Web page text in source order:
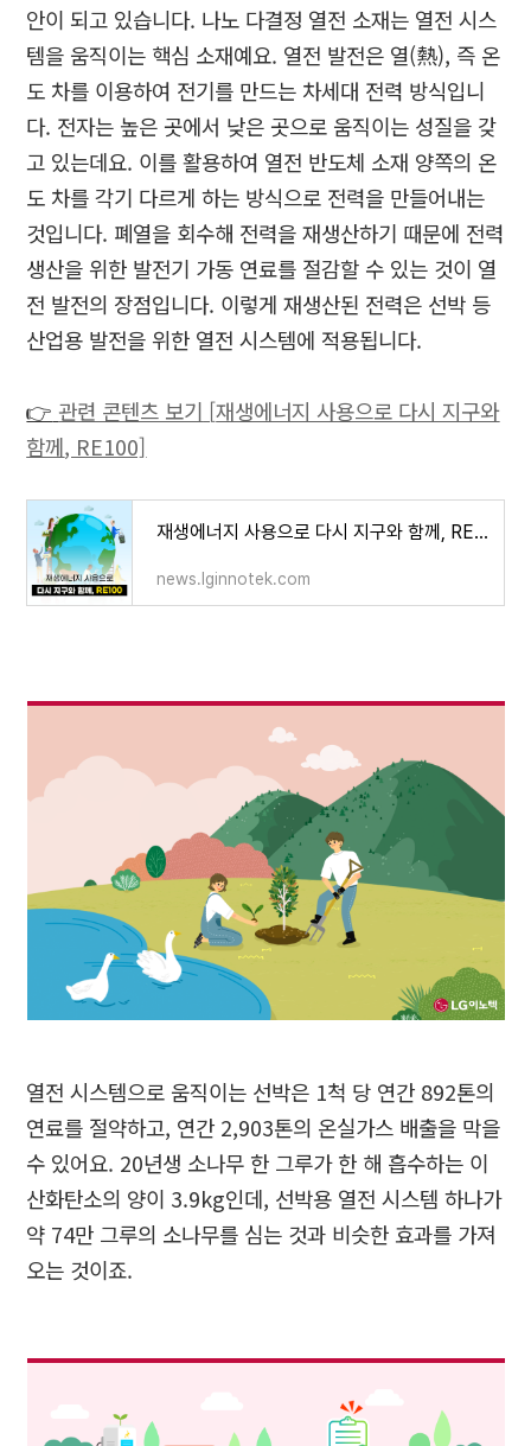
안이 되고 있습니다. 나노 다결정 열전 소재는 열전 시스
템을 움직이는 핵심 소재예요. 열전 발전은 열(熱), 즉 온
도 차를 이용하여 전기를 만드는 차세대 전력 방식입니
다. 전자는 높은 곳에서 낮은 곳으로 움직이는 성질을 갖
고 있는데요. 이를 활용하여 열전 반도체 소재 양쪽의 온
도 차를 각기 다르게 하는 방식으로 전력을 만들어내는
것입니다. 폐열을 회수해 전력을 재생산하기 때문에 전력
생산을 위한 발전기 가동 연료를 절감할 수 있는 것이 열
전 발전의 장점입니다. 이렇게 재생산된 전력은 선박 등
산업용 발전을 위한 열전 시스템에 적용됩니다.
👉 관련 콘텐츠 보기 [재생에너지 사용으로 다시 지구와
함께, RE100]
재생에너지 사용으로 다시 지구와 함께, RE100
news.lginnotek.com
열전 시스템으로 움직이는 선박은 1척 당 연간 892톤의
연료를 절약하고, 연간 2,903톤의 온실가스 배출을 막을
수 있어요. 20년생 소나무 한 그루가 한 해 흡수하는 이
산화탄소의 양이 3.9kg인데, 선박용 열전 시스템 하나가
약 74만 그루의 소나무를 심는 것과 비슷한 효과를 가져
오는 것이죠.